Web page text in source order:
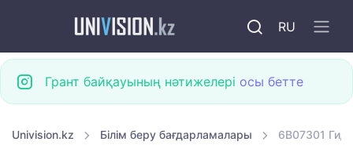
RU
Грант байқауының нәтижелері осы бетте
Univision.kz Білім беру бағдарламалары 6B07301